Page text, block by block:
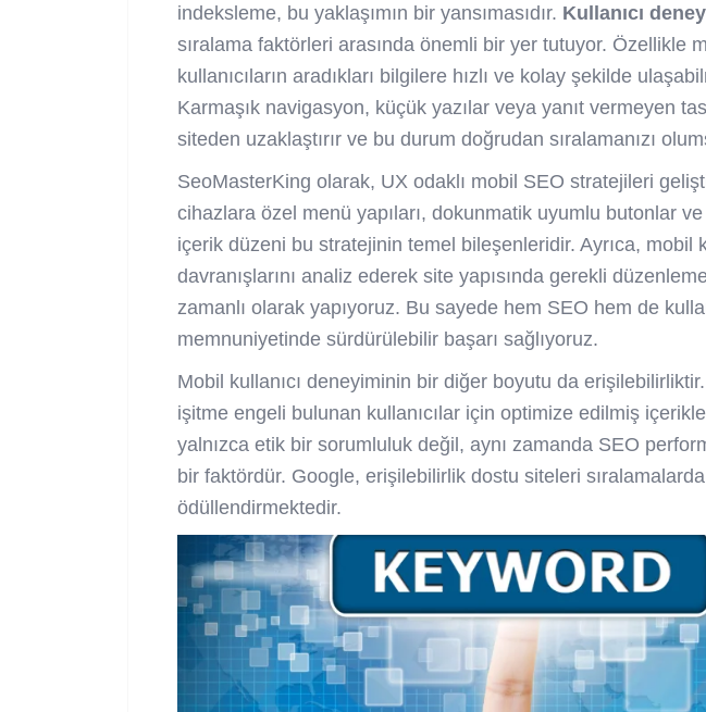
indeksleme, bu yaklaşımın bir yansımasıdır. Kullanıcı
sıralama faktörleri arasında önemli bir yer tutuyor. Özellikle
kullanıcıların aradıkları bilgilere hızlı ve kolay şekilde
Karmaşık navigasyon, küçük yazılar veya yanıt vermeyen
siteden uzaklaştırır ve bu durum doğrudan sıralamanızı
SeoMasterKing olarak, UX odaklı mobil SEO stratejileri
cihazlara özel menü yapıları, dokunmatik uyumlu butonlar ve
içerik düzeni bu stratejinin temel bileşenleridir. Ayrıca, mobil
davranışlarını analiz ederek site yapısında gerekli
zamanlı olarak yapıyoruz. Bu sayede hem SEO hem de
memnuniyetinde sürdürülebilir başarı sağlıyoruz.
Mobil kullanıcı deneyiminin bir diğer boyutu da
işitme engeli bulunan kullanıcılar için optimize edilmiş
yalnızca etik bir sorumluluk değil, aynı zamanda SEO
bir faktördür. Google, erişilebilirlik dostu siteleri sıralamalarda
ödüllendirmektedir.